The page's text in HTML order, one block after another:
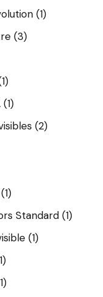
(1)
(3)
(1)
(2)
(1)
Standard (1)
(1)